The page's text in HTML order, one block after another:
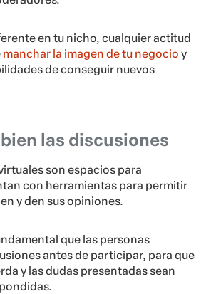
en tu nicho, cualquier actitud
manchar la imagen de tu negocio y
de conseguir nuevos
las discusiones
son espacios para
con herramientas para permitir
y den sus opiniones.
que las personas
antes de participar, para que
y las dudas presentadas sean